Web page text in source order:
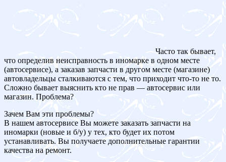
Часто так бывает,
что определив неисправность в иномарке в одном месте
(автосервисе), а заказав запчасти в другом месте (магазине)
автовладельцы сталкиваются с тем, что приходит что-то не то.
Сложно бывает выяснить кто не прав — автосервис или
магазин. Проблема?
Зачем Вам эти проблемы?
В нашем автосервисе Вы можете заказать запчасти на
иномарки (новые и б/у) у тех, кто будет их потом
устанавливать. Вы получаете дополнительные гарантии
качества на ремонт.